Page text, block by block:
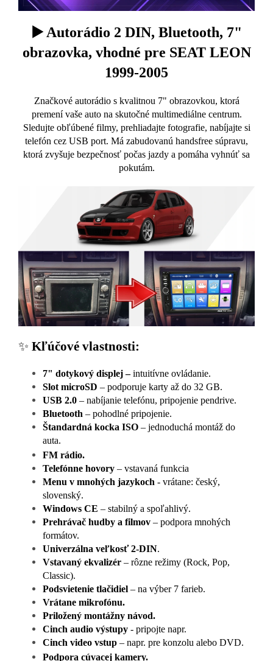
▶️ Autorádio 2 DIN, Bluetooth, 7"
obrazovka, vhodné pre SEAT LEON
1999-2005
Značkové autorádio s kvalitnou 7" obrazovkou, ktorá
premení vaše auto na skutočné multimediálne centrum.
Sledujte obľúbené filmy, prehliadajte fotografie, nabíjajte si
telefón cez USB port. Má zabudovanú handsfree súpravu,
ktorá zvyšuje bezpečnosť počas jazdy a pomáha vyhnúť sa
pokutám.
✨ Kľúčové vlastnosti:
7" dotykový displej –intuitívne ovládanie.
Slot microSD – podporuje karty až do 32 GB.
USB 2.0 – nabíjanie telefónu, pripojenie pendrive.
Bluetooth – pohodlné pripojenie.
Štandardná kocka ISO – jednoduchá montáž do
auta.
FM rádio.
Telefónne hovory – vstavaná funkcia
Menu v mnohých jazykoch - vrátane: český,
slovenský.
Windows CE – stabilný a spoľahlivý.
Prehrávač hudby a filmov – podpora mnohých
formátov.
Univerzálna veľkosť 2-DIN.
Vstavaný ekvalizér – rôzne režimy (Rock, Pop,
Classic).
Podsvietenie tlačidiel – na výber 7 farieb.
Vrátane mikrofónu.
Priložený montážny návod.
Cinch audio výstupy - pripojte napr.
Cinch video vstup – napr. pre konzolu alebo DVD.
Podpora cúvacej kamery.